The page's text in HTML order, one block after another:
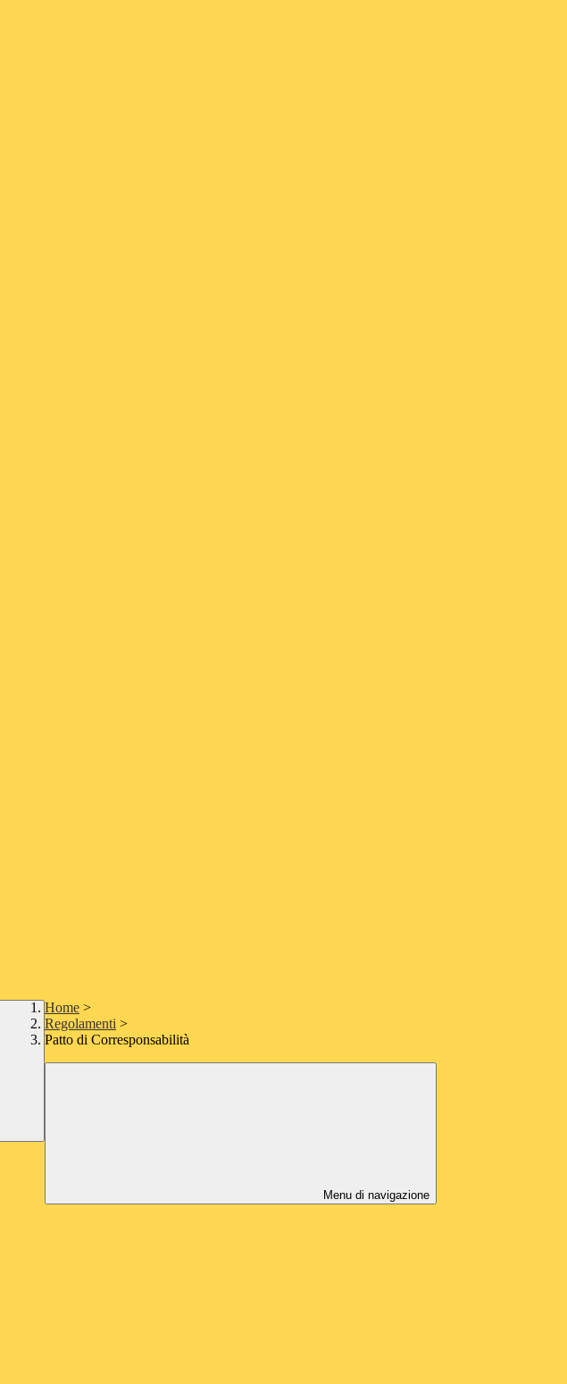
Home >
Regolamenti >
Patto di Corresponsabilità
Menu di navigazione